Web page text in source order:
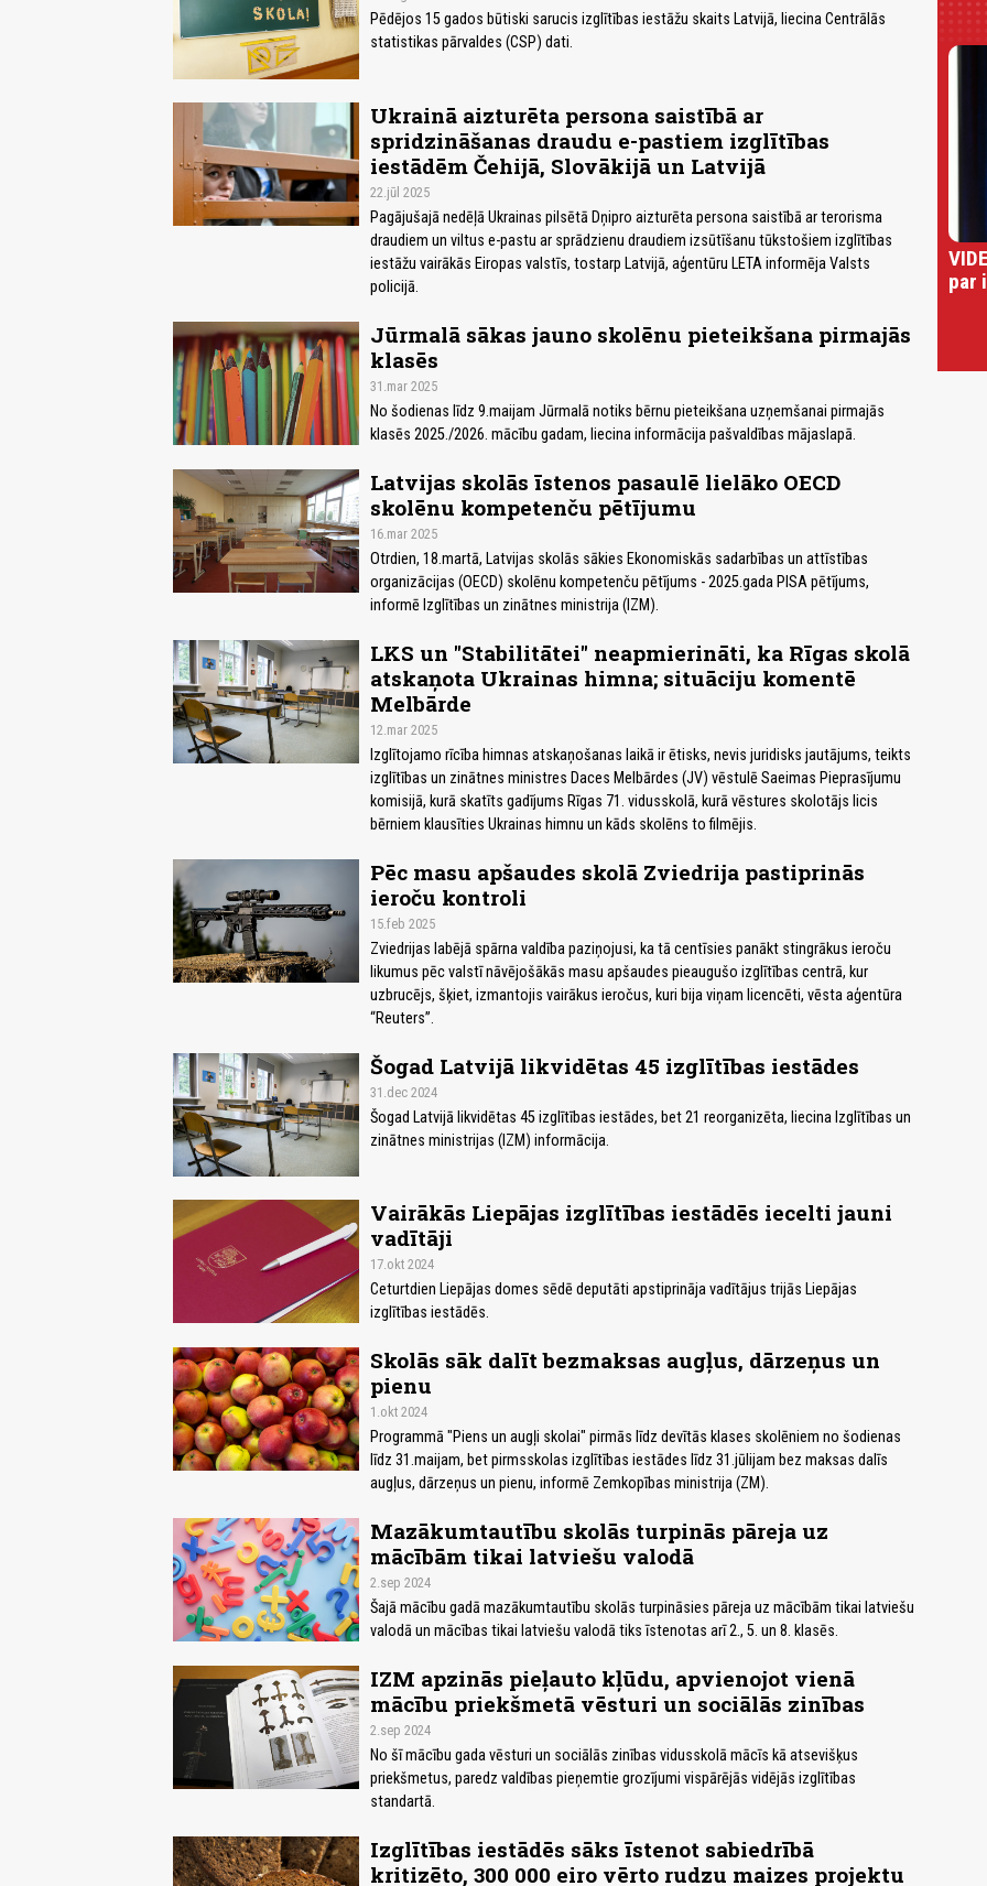
Pēdējos 15 gados būtiski sarucis izglītības iestāžu skaits Latvijā, liecina Centrālās
statistikas pārvaldes (CSP) dati.
Ukrainā aizturēta persona saistībā ar
spridzināšanas draudu e-pastiem izglītības
iestādēm Čehijā, Slovākijā un Latvijā
22.jūl 2025
Pagājušajā nedēļā Ukrainas pilsētā Dņipro aizturēta persona saistībā ar terorisma
draudiem un viltus e-pastu ar sprādzienu draudiem izsūtīšanu tūkstošiem izglītības
iestāžu vairākās Eiropas valstīs, tostarp Latvijā, aģentūru LETA informēja Valsts
policijā.
Jūrmalā sākas jauno skolēnu pieteikšana pirmajās
klasēs
31.mar 2025
No šodienas līdz 9.maijam Jūrmalā notiks bērnu pieteikšana uzņemšanai pirmajās
klasēs 2025./2026. mācību gadam, liecina informācija pašvaldības mājaslapā.
Latvijas skolās īstenos pasaulē lielāko OECD
skolēnu kompetenču pētījumu
16.mar 2025
Otrdien, 18.martā, Latvijas skolās sākies Ekonomiskās sadarbības un attīstības
organizācijas (OECD) skolēnu kompetenču pētījums - 2025.gada PISA pētījums,
informē Izglītības un zinātnes ministrija (IZM).
LKS un "Stabilitātei" neapmierināti, ka Rīgas skolā
atskaņota Ukrainas himna; situāciju komentē
Melbārde
12.mar 2025
Izglītojamo rīcība himnas atskaņošanas laikā ir ētisks, nevis juridisks jautājums, teikts
izglītības un zinātnes ministres Daces Melbārdes (JV) vēstulē Saeimas Pieprasījumu
komisijā, kurā skatīts gadījums Rīgas 71. vidusskolā, kurā vēstures skolotājs licis
bērniem klausīties Ukrainas himnu un kāds skolēns to filmējis.
Pēc masu apšaudes skolā Zviedrija pastiprinās
ieroču kontroli
15.feb 2025
Zviedrijas labējā spārna valdība paziņojusi, ka tā centīsies panākt stingrākus ieroču
likumus pēc valstī nāvējošākās masu apšaudes pieaugušo izglītības centrā, kur
uzbrucējs, šķiet, izmantojis vairākus ieročus, kuri bija viņam licencēti, vēsta aģentūra
“Reuters”.
Šogad Latvijā likvidētas 45 izglītības iestādes
31.dec 2024
Šogad Latvijā likvidētas 45 izglītības iestādes, bet 21 reorganizēta, liecina Izglītības un
zinātnes ministrijas (IZM) informācija.
Vairākās Liepājas izglītības iestādēs iecelti jauni
vadītāji
17.okt 2024
Ceturtdien Liepājas domes sēdē deputāti apstiprināja vadītājus trijās Liepājas
izglītības iestādēs.
Skolās sāk dalīt bezmaksas augļus, dārzeņus un
pienu
1.okt 2024
Programmā "Piens un augļi skolai" pirmās līdz devītās klases skolēniem no šodienas
līdz 31.maijam, bet pirmsskolas izglītības iestādes līdz 31.jūlijam bez maksas dalīs
augļus, dārzeņus un pienu, informē Zemkopības ministrija (ZM).
Mazākumtautību skolās turpinās pāreja uz
mācībām tikai latviešu valodā
2.sep 2024
Šajā mācību gadā mazākumtautību skolās turpināsies pāreja uz mācībām tikai latviešu
valodā un mācības tikai latviešu valodā tiks īstenotas arī 2., 5. un 8. klasēs.
IZM apzinās pieļauto kļūdu, apvienojot vienā
mācību priekšmetā vēsturi un sociālās zinības
2.sep 2024
No šī mācību gada vēsturi un sociālās zinības vidusskolā mācīs kā atsevišķus
priekšmetus, paredz valdības pieņemtie grozījumi vispārējās vidējās izglītības
standartā.
Izglītības iestādēs sāks īstenot sabiedrībā
kritizēto, 300 000 eiro vērto rudzu maizes projektu
par